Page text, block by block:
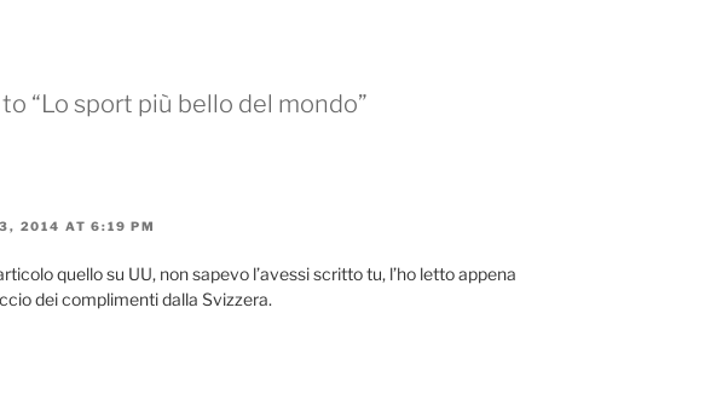
“Lo sport più bello del mondo”
2014 AT 6:19 PM
quello su UU, non sapevo l’avessi scritto tu, l’ho letto appena
dei complimenti dalla Svizzera.